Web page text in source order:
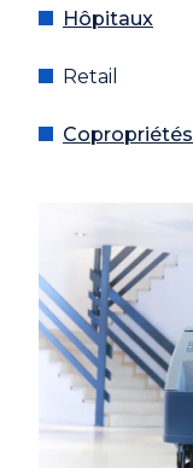
Hôpitaux
Retail
Copropriétés